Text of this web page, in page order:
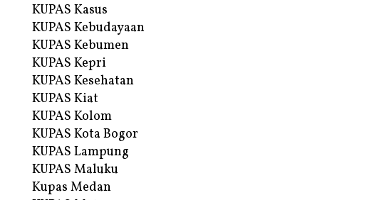
KUPAS Kasus
KUPAS Kebudayaan
KUPAS Kebumen
KUPAS Kepri
KUPAS Kesehatan
KUPAS Kiat
KUPAS Kolom
KUPAS Kota Bogor
KUPAS Lampung
KUPAS Maluku
Kupas Medan